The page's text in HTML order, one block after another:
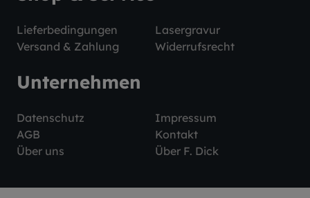
Lieferbedingungen
Lasergravur
Versand & Zahlung
Widerrufsrecht
Unternehmen
Datenschutz
Impressum
AGB
Kontakt
Über uns
Über F. Dick